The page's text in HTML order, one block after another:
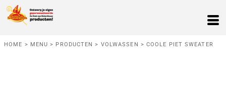
HOME > MENU > PRODUCTEN > VOLWASSEN > COOLE PIET SWEATER